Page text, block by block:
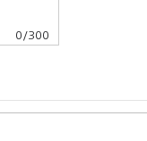
0 /300